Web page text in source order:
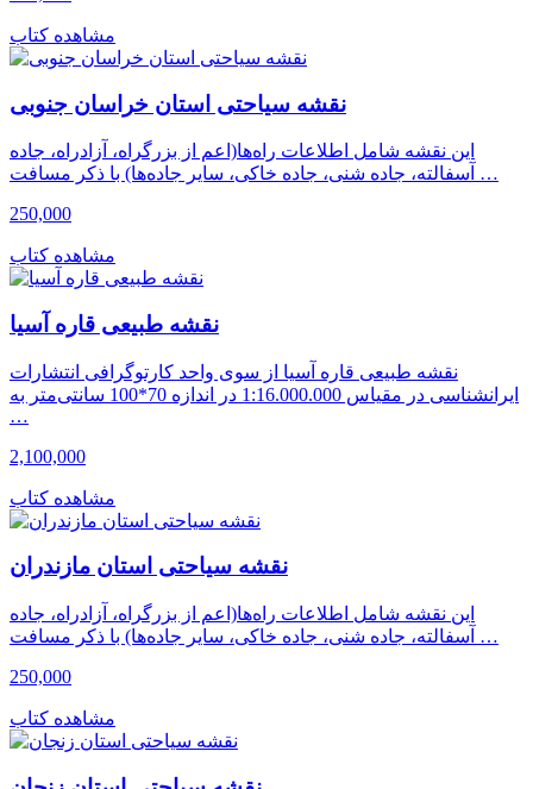
مشاهده کتاب
نقشه سیاحتی استان خراسان جنوبی
این نقشه شامل اطلاعات راه‌ها(اعم از بزرگراه، آزادراه، جاده
آسفالته، جاده شنی، جاده خاکی، سایر جاده‌ها) با ذکر مسافت …
250,000
مشاهده کتاب
نقشه طبیعی قاره آسیا
نقشه طبیعی قاره آسیا از سوی واحد کارتوگرافی انتشارات
ایرانشناسی در مقیاس 1:16.000.000 در اندازه 70*100 سانتی‌متر به
…
2,100,000
مشاهده کتاب
نقشه سیاحتی استان مازندران
این نقشه شامل اطلاعات راه‌ها(اعم از بزرگراه، آزادراه، جاده
آسفالته، جاده شنی، جاده خاکی، سایر جاده‌ها) با ذکر مسافت …
250,000
مشاهده کتاب